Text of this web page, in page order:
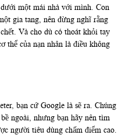
một mái nhà với mình. Con
gia tang, nên đừng nghĩ rằng
Và cho dù có thoát khỏi tay
thể của nạn nhân là điều không
bạn cứ Google là sẽ ra. Chúng
ngoài, nhưng bạn hãy nên tìm
người tiêu dùng chấm điểm cao.